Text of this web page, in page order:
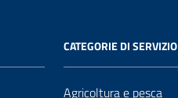
CATEGORIE DI SERVIZIO
Agricoltura e pesca